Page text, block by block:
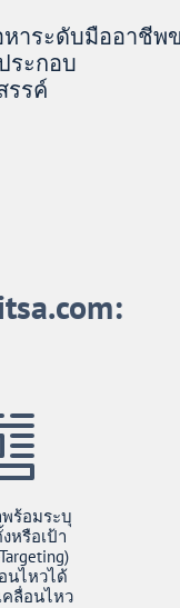
าระดับมืออาชีพ
ระกอบ
รรค์
ร้อมระบุ
หรือเป้า
นไหวได้
ลื่อนไหว